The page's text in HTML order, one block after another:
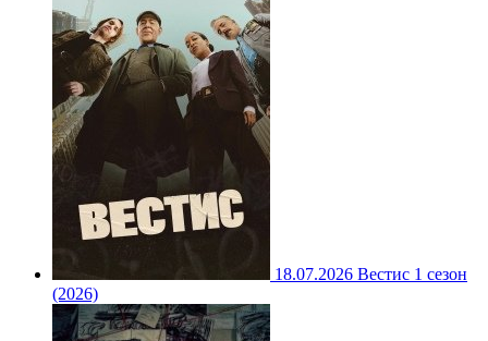
18.07.2026 Вестис 1 сезон
(2026)